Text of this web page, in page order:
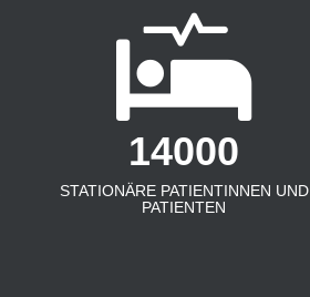
14000
STATIONÄRE PATIENTINNEN UND
PATIENTEN